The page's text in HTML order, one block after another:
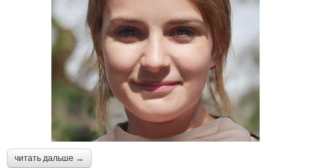
читать дальше →